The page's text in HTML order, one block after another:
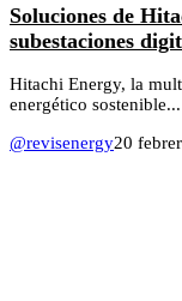
Soluciones de
subestaciones
Hitachi Energy, la
energético sostenible...
@revisenergy20